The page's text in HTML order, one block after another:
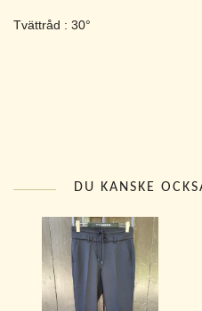
Tvättråd : 30°
DU KANSKE